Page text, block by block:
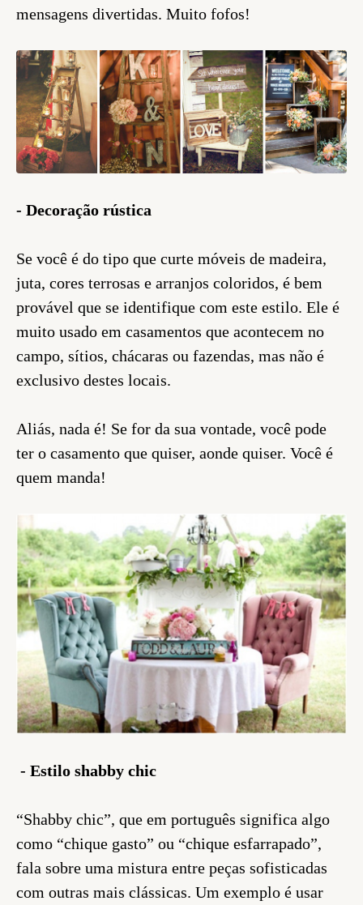
mensagens divertidas. Muito fofos!
- Decoração rústica
Se você é do tipo que curte móveis de madeira,
juta, cores terrosas e arranjos coloridos, é bem
provável que se identifique com este estilo. Ele é
muito usado em casamentos que acontecem no
campo, sítios, chácaras ou fazendas, mas não é
exclusivo destes locais.
Aliás, nada é! Se for da sua vontade, você pode
ter o casamento que quiser, aonde quiser. Você é
quem manda!
- Estilo shabby chic
“Shabby chic”, que em português significa algo
como “chique gasto” ou “chique esfarrapado”,
fala sobre uma mistura entre peças sofisticadas
com outras mais clássicas. Um exemplo é usar